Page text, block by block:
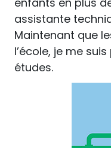
assistante
Maintenant que
l’école, je me
études.